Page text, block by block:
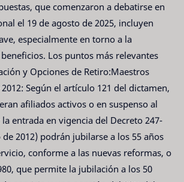
que comenzaron a debatirse en
el 19 de agosto de 2025, incluyen
especialmente en torno a la
Los puntos más relevantes
y Opciones de Retiro:Maestros
Según el artículo 121 del dictamen,
afiliados activos o en suspenso al
entrada en vigencia del Decreto 247-
de 2012) podrán jubilarse a los 55 años
conforme a las nuevas reformas, o
que permite la jubilación a los 50